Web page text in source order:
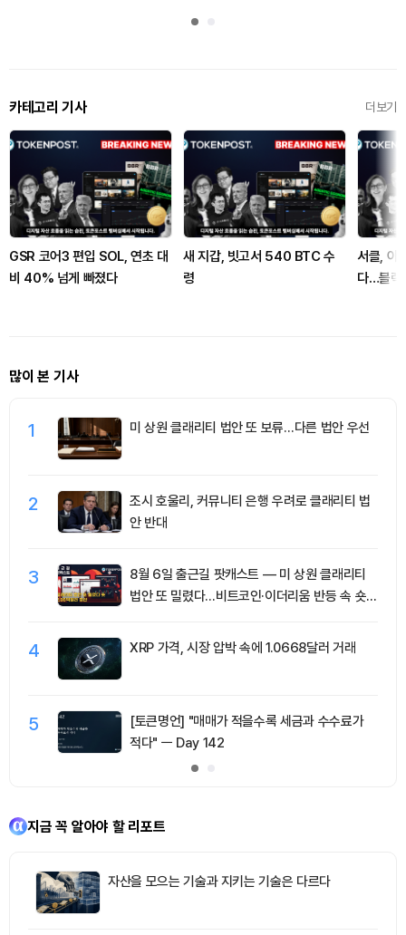
카테고리 기사 더보기
GSR 코어3 편입 SOL, 연초 대
비 40% 넘게 빠졌다
새 지갑, 빗고서 540 BTC 수
령
서클, 아
다…블랙
많이 본 기사
1 미 상원 클래리티 법안 또 보류…다른 법안 우선
2
조시 호울리, 커뮤니티 은행 우려로 클래리티 법
안 반대
3
8월 6일 출근길 팟캐스트 — 미 상원 클래리티
법안 또 밀렸다…비트코인·이더리움 반등 속 숏
4 XRP 가격, 시장 압박 속에 1.0668달러 거래
5
[토큰명언] "매매가 적을수록 세금과 수수료가
적다" ㅡ Day 142
지금 꼭 알아야 할 리포트
자산을 모으는 기술과 지키는 기술은 다르다